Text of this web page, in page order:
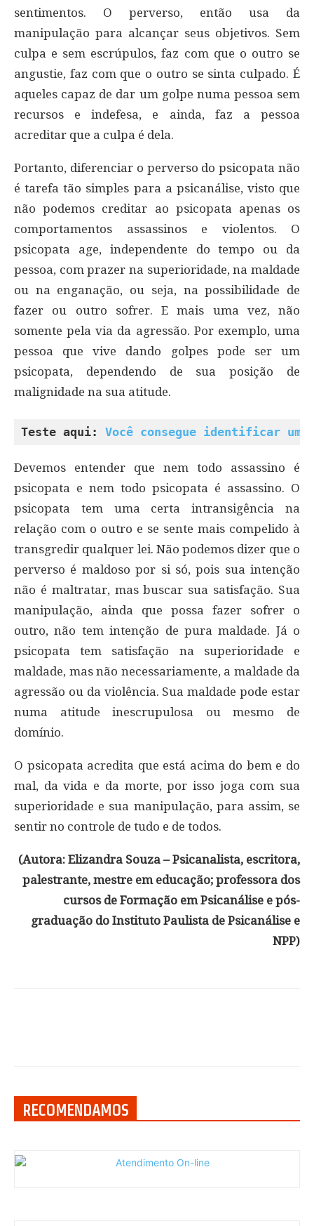
sentimentos. O perverso, então usa da
manipulação para alcançar seus objetivos. Sem
culpa e sem escrúpulos, faz com que o outro se
angustie, faz com que o outro se sinta culpado. É
aqueles capaz de dar um golpe numa pessoa sem
recursos e indefesa, e ainda, faz a pessoa
acreditar que a culpa é dela.
Portanto, diferenciar o perverso do psicopata não
é tarefa tão simples para a psicanálise, visto que
não podemos creditar ao psicopata apenas os
comportamentos assassinos e violentos. O
psicopata age, independente do tempo ou da
pessoa, com prazer na superioridade, na maldade
ou na enganação, ou seja, na possibilidade de
fazer ou outro sofrer. E mais uma vez, não
somente pela via da agressão. Por exemplo, uma
pessoa que vive dando golpes pode ser um
psicopata, dependendo de sua posição de
malignidade na sua atitude.
Teste aqui: Você consegue identificar um
Devemos entender que nem todo assassino é
psicopata e nem todo psicopata é assassino. O
psicopata tem uma certa intransigência na
relação com o outro e se sente mais compelido à
transgredir qualquer lei. Não podemos dizer que o
perverso é maldoso por si só, pois sua intenção
não é maltratar, mas buscar sua satisfação. Sua
manipulação, ainda que possa fazer sofrer o
outro, não tem intenção de pura maldade. Já o
psicopata tem satisfação na superioridade e
maldade, mas não necessariamente, a maldade da
agressão ou da violência. Sua maldade pode estar
numa atitude inescrupulosa ou mesmo de
domínio.
O psicopata acredita que está acima do bem e do
mal, da vida e da morte, por isso joga com sua
superioridade e sua manipulação, para assim, se
sentir no controle de tudo e de todos.
(Autora: Elizandra Souza – Psicanalista, escritora,
palestrante, mestre em educação; professora dos
cursos de Formação em Psicanálise e pós-
graduação do Instituto Paulista de Psicanálise e
NPP)
RECOMENDAMOS